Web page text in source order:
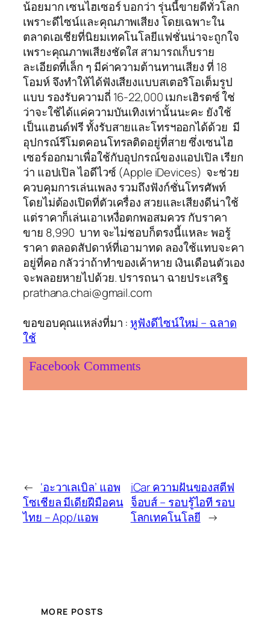
น้อยมาก เซนไฮเซอร์ บอกว่า รุ่นนี้ขายดีทั่วโลก
เพราะดีไซน์และคุณภาพเสียง โดยเฉพาะใน
ตลาดเอเชียที่นิยมเทคโนโลยีแฟชั่นน่าจะถูกใจ
เพราะคุณภาพเสียงชัดใส สามารถเก็บราย
ละเอียดที่เล็ก ๆ มีค่าความต้านทานเสียง ที่ 18
โอมห์ จึงทำให้ได้ฟังเสียงแบบสเตอริโอเต็มรูป
แบบ รองรับความถี่ 16-22,000 เมกะเฮิรตซ์ ใช่
ว่าจะใช้ได้แค่ความบันเทิงเท่านั้นนะคะ ยังใช้
เป็นแฮนด์ฟรี ทั้งรับสายและโทรฯออกได้ด้วย มี
อุปกรณ์รีโมตคอนโทรลติดอยู่ที่สาย ซึ่งเซนไฮ
เซอร์ออกมาเพื่อใช้กับอุปกรณ์ของแอปเปิล เรียก
ว่า แอปเปิล ไอดีไวซ์ (Apple iDevices) จะช่วย
ควบคุมการเล่นเพลง รวมถึงฟังก์ชั่นโทรศัพท์
โดยไม่ต้องเปิดที่ตัวเครื่อง สวยและเสียงดีน่าใช้
แต่ราคาก็เล่นเอาเหงื่อตกพอสมควร กับราคา
ขาย 8,990 บาท จะไม่ชอบก็ตรงนี้แหละ พอรู้
ราคา ตลอดสัปดาห์ที่เอามาทด ลองใช้แทบจะคา
อยู่ที่คอ กลัวว่าถ้าทำของเค้าหาย เงินเดือนตัวเอง
จะพลอยหายไปด้วย. ปรารถนา ฉายประเสริฐ
prathana.chai@gmail.com
ขอขอบคุณแหล่งที่มา : หูฟังดีไซน์ใหม่ – ฉลาด
ใช้
Facebook Comments
← ‘อะวาเลเบิล’ แอพ
โซเชียล มีเดียฝีมือคน
ไทย – App/แอพ
iCar ความฝันของสตีฟ
จ็อบส์ – รอบรู้ไอที รอบ
โลกเทคโนโลยี →
MORE POSTS